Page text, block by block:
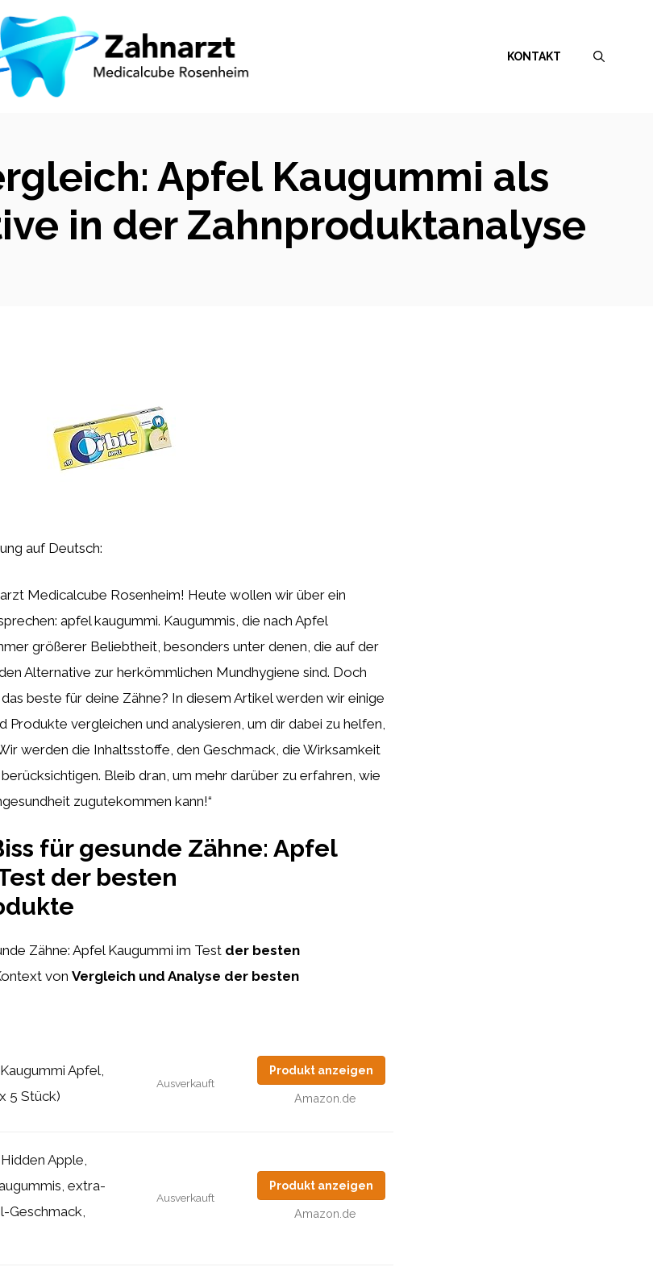
KONTAKT
Apfel Kaugummi als
in der Zahnproduktanalyse
auf Deutsch:
Medicalcube Rosenheim! Heute wollen wir über ein
apfel kaugummi. Kaugummis, die nach Apfel
größerer Beliebtheit, besonders unter denen, die auf der
Alternative zur herkömmlichen Mundhygiene sind. Doch
beste für deine Zähne? In diesem Artikel werden wir einige
vergleichen und analysieren, um dir dabei zu helfen,
werden die Inhaltsstoffe, den Geschmack, die Wirksamkeit
Bleib dran, um mehr darüber zu erfahren, wie
zugutekommen kann!“
für gesunde Zähne: Apfel
der besten
Zähne: Apfel Kaugummi im Test der besten
von Vergleich und Analyse der besten
Apfel,
5 Stück)
Ausverkauft
Produkt anzeigen
Amazon.de
Apple,
extra-
Geschmack,
Ausverkauft
Produkt anzeigen
Amazon.de